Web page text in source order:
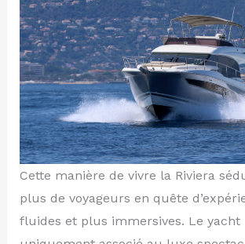
Cette manière de vivre la Riviera
plus de voyageurs en quête
fluides et plus immersives. Le yacht